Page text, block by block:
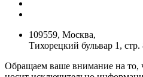
109559, Москва,
Тихорецкий бульвар 1, стр.
Обращаем ваше внимание на то,